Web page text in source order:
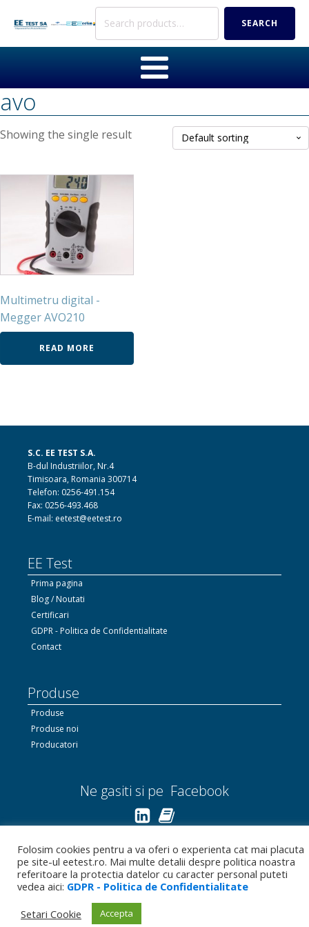
Search
SEARCH
avo
Showing the single result
Multimetru digital -
Megger AVO210
READ MORE
S.C. EE TEST S.A.
B-dul Industriilor, Nr.4
Timisoara, Romania 300714
Telefon: 0256-491.154
Fax: 0256-493.468
E-mail: eetest@eetest.ro
EE Test
Prima pagina
Blog / Noutati
Certificari
GDPR - Politica de Confidentialitate
Contact
Produse
Produse
Produse noi
Producatori
Ne gasiti si pe Facebook
Linkedin.com
Bizoo.ro
Folosim cookies pentru a va oferi o experienta cat mai placuta
pe site-ul eetest.ro. Mai multe detalii despre politica noastra
referitoare la protectia datelor cu caracter personal puteti
vedea aici: GDPR - Politica de Confidentialitate
Setari Cookie
Accepta